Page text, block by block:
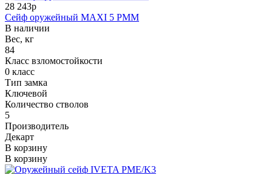
28 243р
Сейф оружейный MAXI 5 PMM
В наличии
Вес, кг
84
Класс взломостойкости
0 класс
Тип замка
Ключевой
Количество стволов
5
Производитель
Декарт
В корзину
В корзину